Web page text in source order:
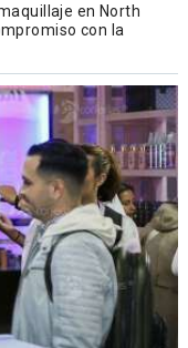
en North
con la